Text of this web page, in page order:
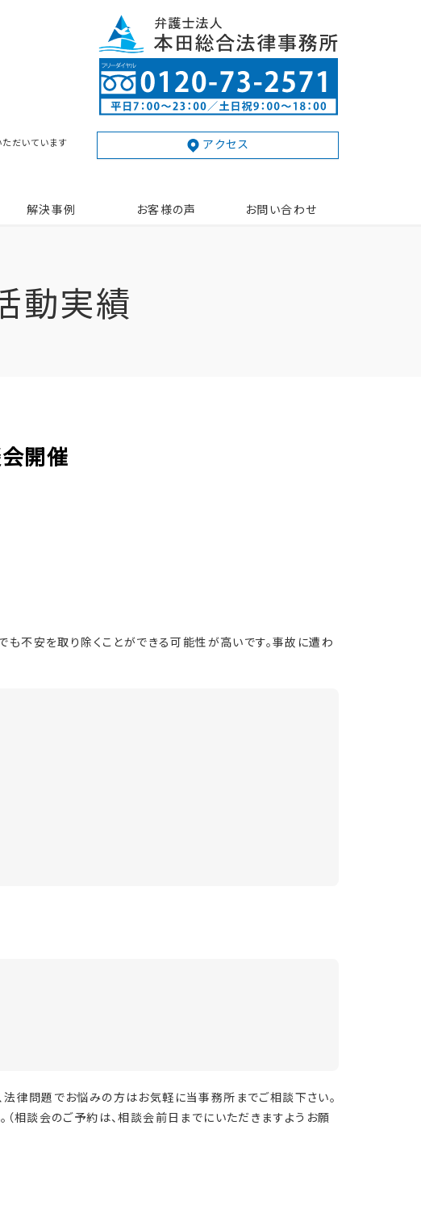
だいています アクセス
解決事例 お客様の声 お問い合わせ
動実績
開催
も不安を取り除くことができる可能性が高いです。事故に遭わ
律問題でお悩みの方はお気軽に当事務所までご相談下さい。
相談会のご予約は、相談会前日までにいただきますようお願